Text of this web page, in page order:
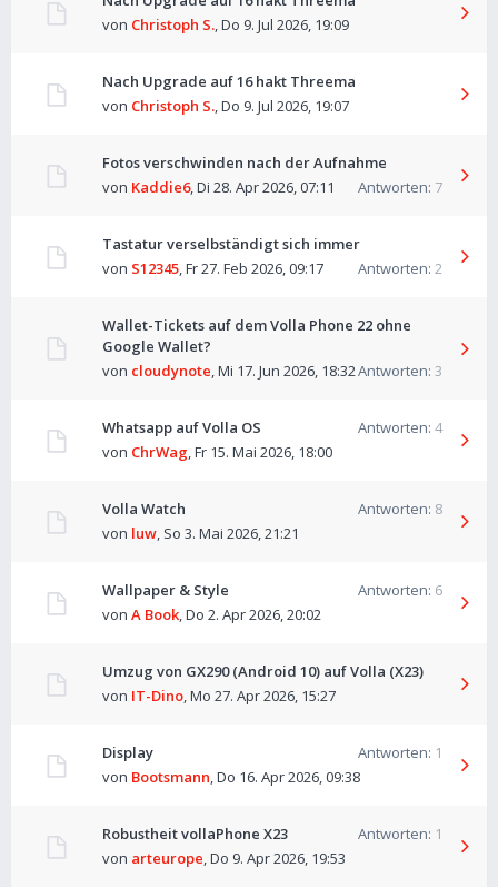
von Christoph S.,Do 9. Jul 2026, 19:09
Nach Upgrade auf 16 hakt Threema
von Christoph S.,Do 9. Jul 2026, 19:07
Fotos verschwinden nach der Aufnahme
Antworten: 7
von Kaddie6,Di 28. Apr 2026, 07:11
Tastatur verselbständigt sich immer
Antworten: 2
von S12345,Fr 27. Feb 2026, 09:17
Wallet-Tickets auf dem Volla Phone 22 ohne
Google Wallet?
Antworten: 3
von cloudynote,Mi 17. Jun 2026, 18:32
Whatsapp auf Volla OS Antworten: 4
von ChrWag,Fr 15. Mai 2026, 18:00
Volla Watch Antworten: 8
von luw, So 3. Mai 2026, 21:21
Wallpaper & Style Antworten: 6
von A Book,Do 2. Apr 2026, 20:02
Umzug von GX290 (Android 10) auf Volla (X23)
von IT-Dino,Mo 27. Apr 2026, 15:27
Display Antworten: 1
von Bootsmann,Do 16. Apr 2026, 09:38
Robustheit vollaPhone X23 Antworten: 1
von arteurope,Do 9. Apr 2026, 19:53